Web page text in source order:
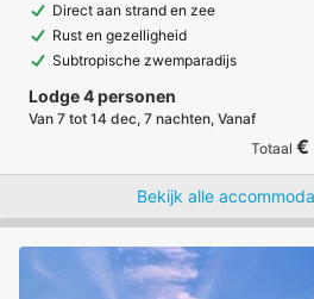
Direct aan strand en zee
Rust en gezelligheid
Subtropische zwemparadijs
Lodge 4 personen
Van 7 tot 14 dec, 7 nachten, Vanaf
Totaal €
Bekijk alle